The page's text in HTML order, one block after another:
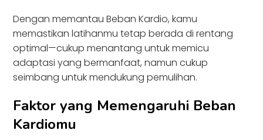
Dengan memantau Beban Kardio, kamu
memastikan latihanmu tetap berada di rentang
optimal—cukup menantang untuk memicu
adaptasi yang bermanfaat, namun cukup
seimbang untuk mendukung pemulihan.
Faktor yang Memengaruhi Beban
Kardiomu